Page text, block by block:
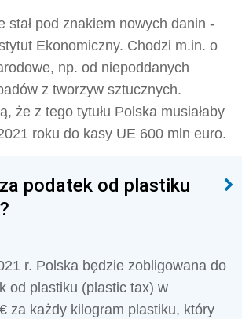
stał pod znakiem nowych danin -
Ekonomiczny. Chodzi m.in. o
np. od niepoddanych
z tworzyw sztucznych.
że z tego tytułu Polska musiałaby
roku do kasy UE 600 mln euro.
podatek od plastiku
r. Polska będzie zobligowana do
od plastiku (plastic tax) w
za każdy kilogram plastiku, który